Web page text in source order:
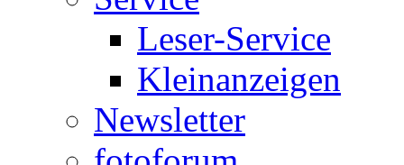
Leser-Service
Kleinanzeigen
Newsletter